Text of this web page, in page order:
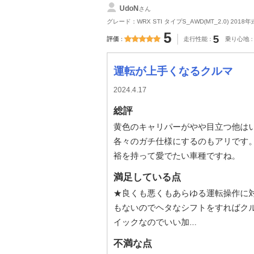
UdoN さん
グレード：WRX STI タイプS_AWD(MT_2.0) 2018年
評価 5 走行性能 5 乗り心地
運転が上手くなるクルマ
2024.4.17
総評
黄色のキャリパーがやや目立つ他は
各々のガチ仕様にするのもアリです
裕を持って愛でたい車種ですね。
満足している点
★良くも悪くもあらゆる運転操作に
もないのでヘタなシフトをすればク
イックなのでいい加...
不満な点